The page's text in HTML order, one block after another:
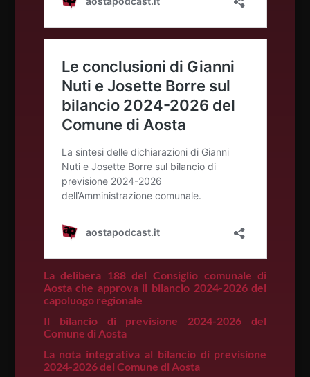
La delibera 188 del Consiglio comunale di
Aosta che approva il bilancio 2024-2026 del
capoluogo regionale
Il bilancio di previsione 2024-2026 del
Comune di Aosta
La nota integrativa al bilancio di previsione
2024-2026 del Comune di Aosta